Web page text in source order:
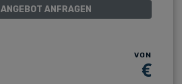
ANGEBOT ANFRAGEN
VON
€